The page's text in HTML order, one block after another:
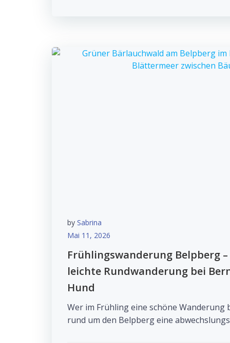
by Sabrina
Mai 11, 2026
Frühlingswanderung Belpberg
leichte Rundwanderung bei
Hund
Wer im Frühling eine schöne Wanderung
rund um den Belpberg eine